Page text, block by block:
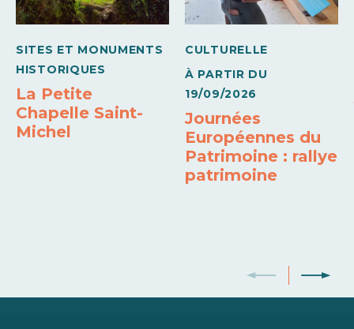
Draps et linges compris Compartiment congélateur
Réfrigérateur - congélateur Chaîne Hi-Fi
SITES ET MONUMENTS
HISTORIQUES
La Petite
Chapelle Saint-
Michel
CULTURELLE
À PARTIR DU
19/09/2026
Journées
Européennes du
Patrimoine : rallye
patrimoine